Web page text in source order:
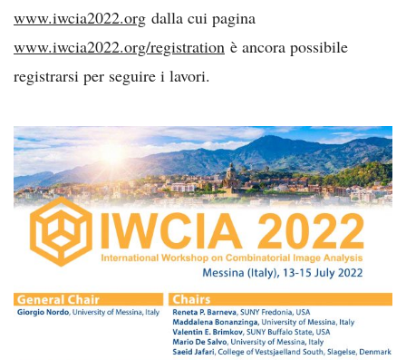
www.iwcia2022.org dalla cui pagina
www.iwcia2022.org/registration è ancora possibile
registrarsi per seguire i lavori.